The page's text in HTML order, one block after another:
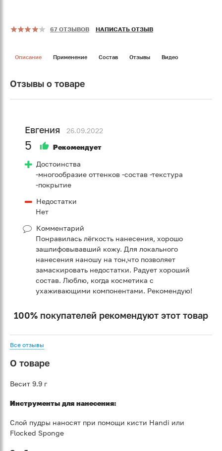
67 ОТЗЫВОВ НАПИСАТЬ ОТЗЫВ
Описание Применение Состав Отзывы Видео
Отзывы о товаре
Евгения 26.09.2022
5 Рекомендует
Достоинства
-многообразие оттенков -состав -текстура
-покрытие
Недостатки
Нет
Комментарий
Понравилась лёгкость нанесения, хорошо
зашлифовывавший кожу. Для локального
нанесения наношу на тон,что позволяет
замаскировать недостатки. Радует хороший
состав. Люблю, когда косметика с
ухаживающими компонентами. Рекомендую!
100% покупателей рекомендуют этот товар
Все отзывы
О товаре
Весит 9.9 г
Инструменты для нанесения:
Слой пудры наносят при помощи кисти Handi или
Flocked Sponge